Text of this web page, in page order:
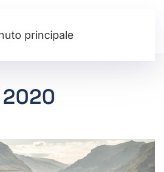
principale